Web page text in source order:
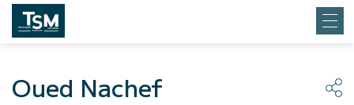
Oued Nachef